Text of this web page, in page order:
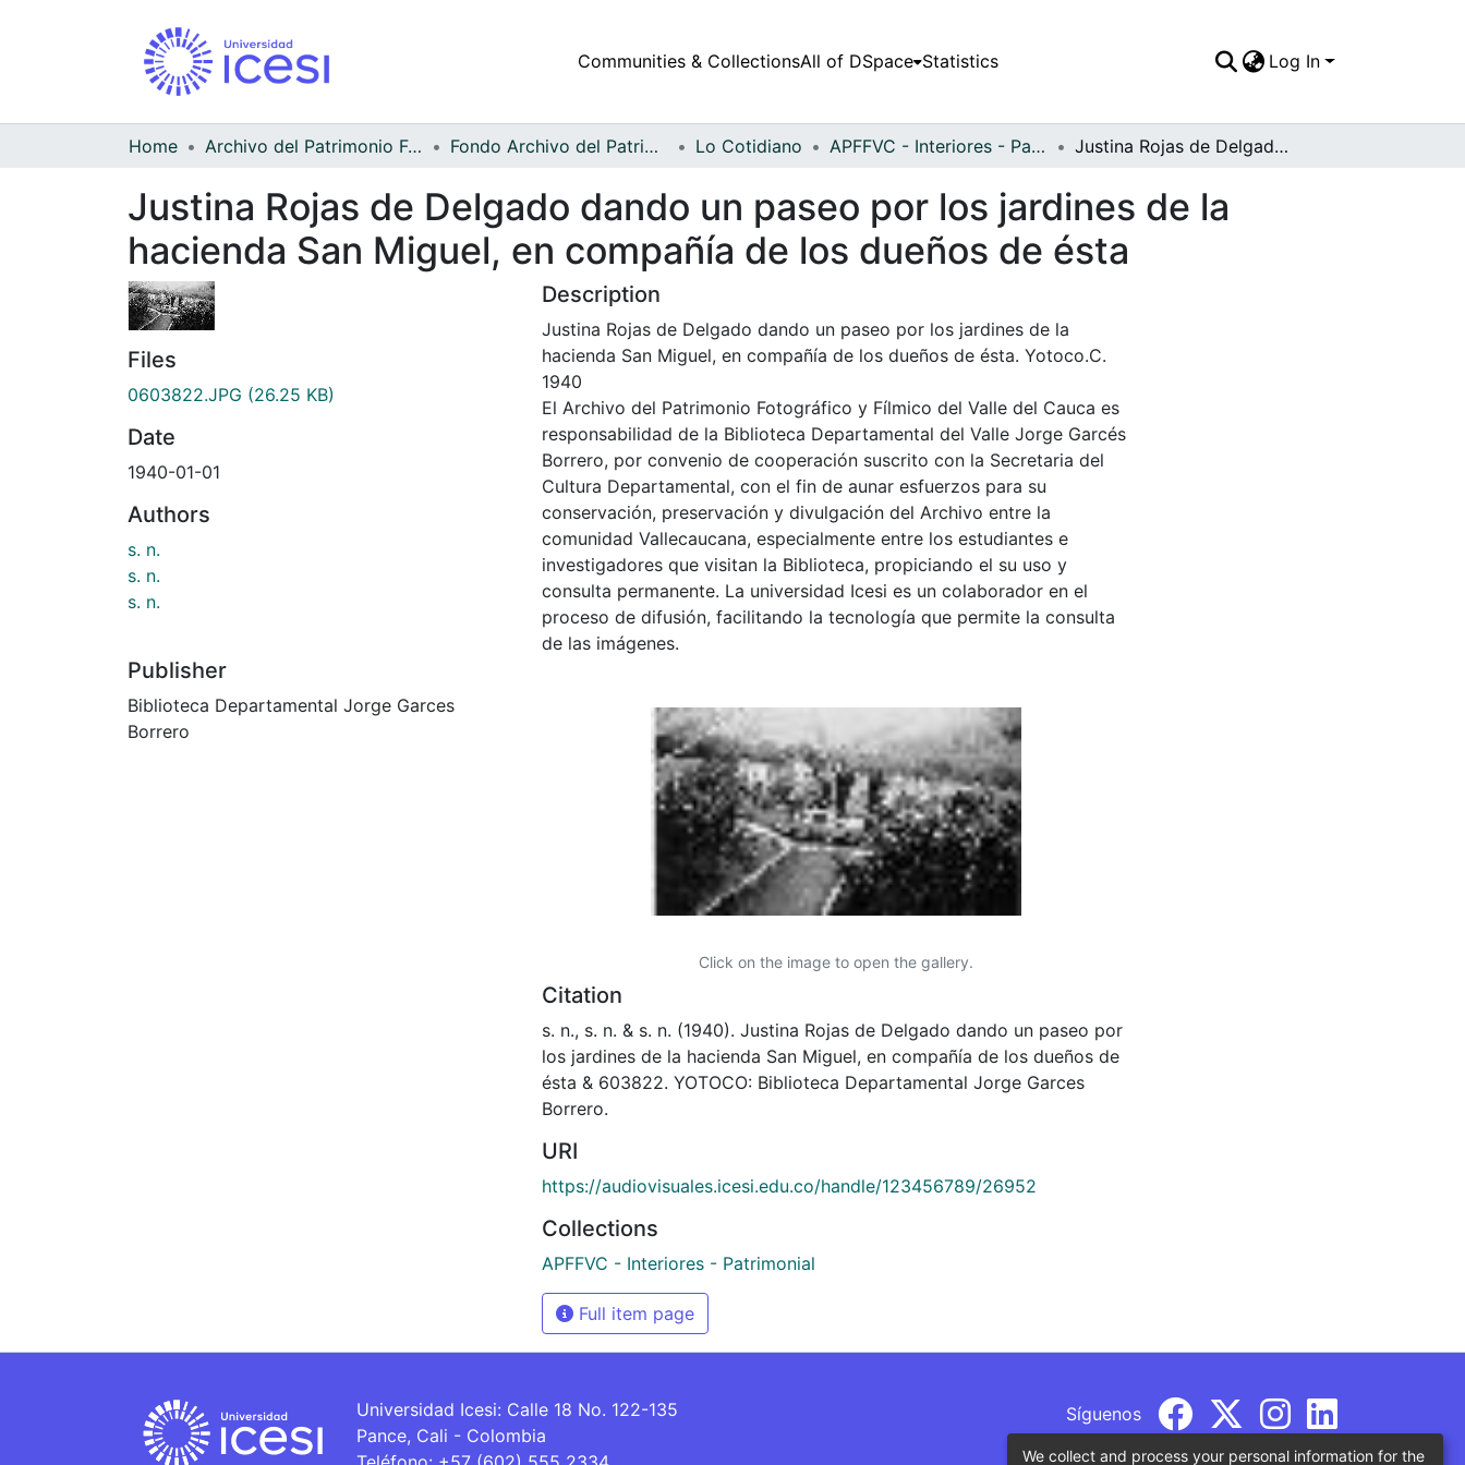
Communities & CollectionsAll of DSpace Statistics Log In
Home Archivo del Patrimonio Fotográfico y Fílmico del Valle del Cauca Fondo Archivo del Patrimonio Fotográfico y Fílmico del Valle del Cauca Lo Cotidiano APFFVC - Interiores - Patrimonial Justina Rojas de Delgado dando un paseo por los jardines de la hacienda San Miguel, en compañía de los dueños de ésta
Justina Rojas de Delgado dando un paseo por los jardines de la
hacienda San Miguel, en compañía de los dueños de ésta
Files
0603822.JPG (26.25 KB)
Date
1940-01-01
Authors
s. n.
s. n.
s. n.
Publisher
Biblioteca Departamental Jorge Garces
Borrero
Description
Justina Rojas de Delgado dando un paseo por los jardines de la
hacienda San Miguel, en compañía de los dueños de ésta. Yotoco.C.
1940
El Archivo del Patrimonio Fotográfico y Fílmico del Valle del Cauca es
responsabilidad de la Biblioteca Departamental del Valle Jorge Garcés
Borrero, por convenio de cooperación suscrito con la Secretaria del
Cultura Departamental, con el fin de aunar esfuerzos para su
conservación, preservación y divulgación del Archivo entre la
comunidad Vallecaucana, especialmente entre los estudiantes e
investigadores que visitan la Biblioteca, propiciando el su uso y
consulta permanente. La universidad Icesi es un colaborador en el
proceso de difusión, facilitando la tecnología que permite la consulta
de las imágenes.
Click on the image to open the gallery.
Citation
s. n., s. n. & s. n. (1940). Justina Rojas de Delgado dando un paseo por
los jardines de la hacienda San Miguel, en compañía de los dueños de
ésta & 603822. YOTOCO: Biblioteca Departamental Jorge Garces
Borrero.
URI
https://audiovisuales.icesi.edu.co/handle/123456789/26952
Collections
APFFVC - Interiores - Patrimonial
Full item page
Universidad Icesi: Calle 18 No. 122-135
Pance, Cali - Colombia
Síguenos
We collect and process your personal information for the